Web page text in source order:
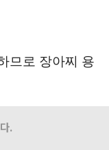
므로 장아찌 용
보내면 상할수
.